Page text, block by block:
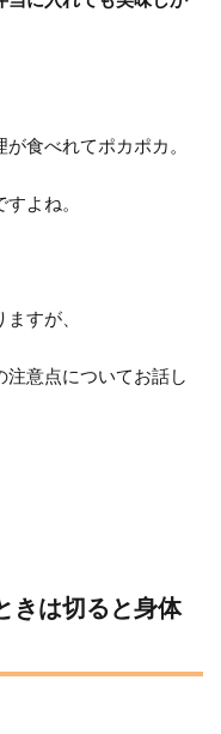
食べれてポカポカ。
よね。
すが、
意点についてお話し
きは切ると身体